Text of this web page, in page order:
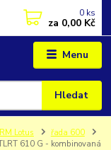
Menu
Hledat
0 ks
za 0,00 Kč
Lotus
řada 600
610 G - kombinovaná